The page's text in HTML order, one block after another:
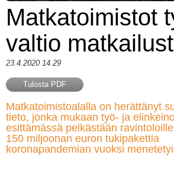
Matkatoimistot
valtio
23.4.2020 14.29
Tulosta PDF
Matkatoimistoalalla on herättänyt
tieto, jonka mukaan työ- ja
esittämässä pelkästään
150 miljoonan euron tukipakettia
koronapandemian vuoksi